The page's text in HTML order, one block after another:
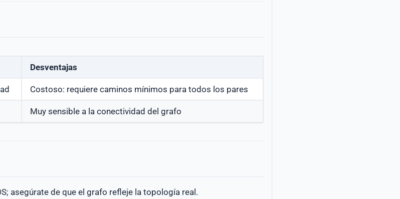
Desventajas
Costoso: requiere caminos mínimos para todos los pares
Muy sensible a la conectividad del grafo
asegúrate de que el grafo refleje la topología real.